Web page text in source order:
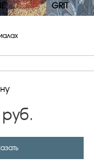
GRIT
руб.